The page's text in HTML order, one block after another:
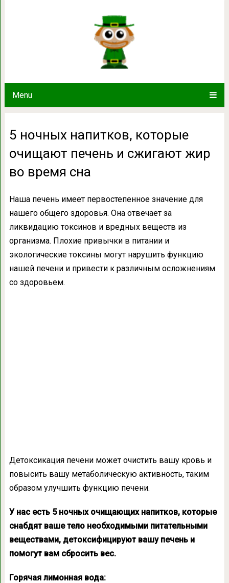
Menu
5 ночных напитков, которые
5 ночных напитков, которые
очищают печень и сжигают жир
во время сна
Наша печень имеет первостепенное значение для
нашего общего здоровья. Она отвечает за
ликвидацию токсинов и вредных веществ из
организма. Плохие привычки в питании и
экологические токсины могут нарушить функцию
нашей печени и привести к различным осложнениям
со здоровьем.
Детоксикация печени может очистить вашу кровь и
повысить вашу метаболическую активность, таким
образом улучшить функцию печени.
У нас есть 5 ночных очищающих напитков, которые
снабдят ваше тело необходимыми питательными
веществами, детоксифицируют вашу печень и
помогут вам сбросить вес.
Горячая лимонная вода: